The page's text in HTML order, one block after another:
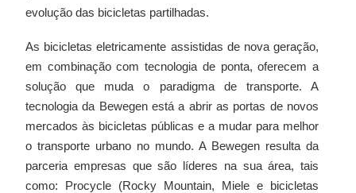
evolução das bicicletas partilhadas.
As bicicletas eletricamente assistidas de nova geração,
em combinação com tecnologia de ponta, oferecem a
solução que muda o paradigma de transporte. A
tecnologia da Bewegen está a abrir as portas de novos
mercados às bicicletas públicas e a mudar para melhor
o transporte urbano no mundo. A Bewegen resulta da
parceria empresas que são líderes na sua área, tais
como: Procycle (Rocky Mountain, Miele e bicicletas